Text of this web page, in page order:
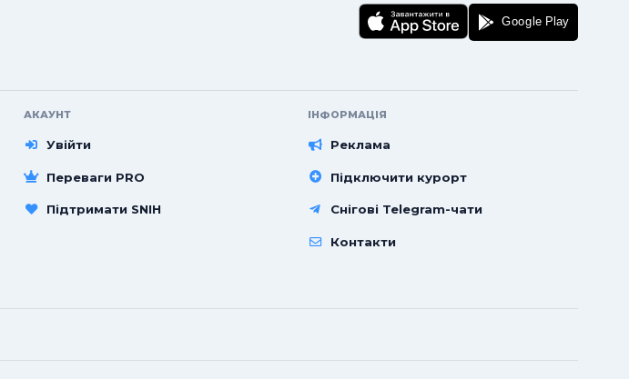
АКАУНТ
Увійти
Переваги PRO
Підтримати SNIH
ІНФОРМАЦІЯ
Реклама
Підключити курорт
Снігові Telegram-чати
Контакти